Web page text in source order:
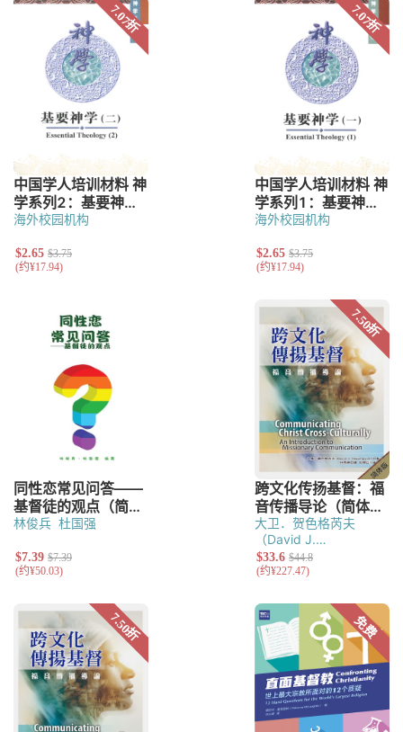
海外校园机构 海外校园机构
林俊兵 杜国强
大卫．贺色格芮夫
（David J.
Hesselgrave）